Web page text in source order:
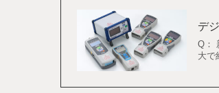
デ
Q：
大で